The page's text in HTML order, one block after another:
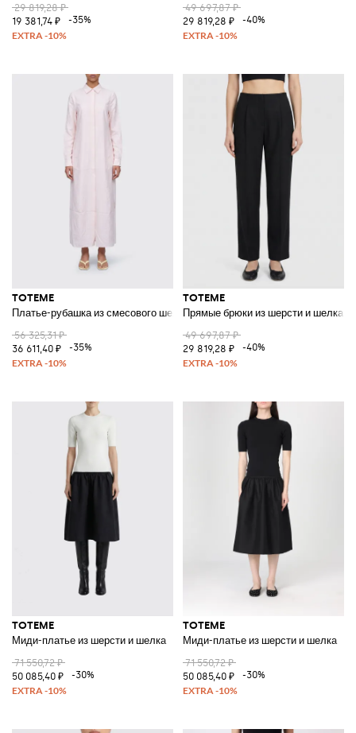
29 819,28 ₽
19 381,74 ₽
-35%
49 697,87 ₽
29 819,28 ₽
-40%
TOTEME
Платье-рубашка из смесового шелка
56 325,31 ₽
36 611,40 ₽
-35%
TOTEME
Прямые брюки из шерсти и шелка
49 697,87 ₽
29 819,28 ₽
-40%
TOTEME
Миди-платье из шерсти и шелка
71 550,72 ₽
50 085,40 ₽
-30%
TOTEME
Миди-платье из шерсти и шелка
71 550,72 ₽
50 085,40 ₽
-30%